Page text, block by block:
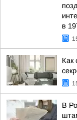
в
Как
В